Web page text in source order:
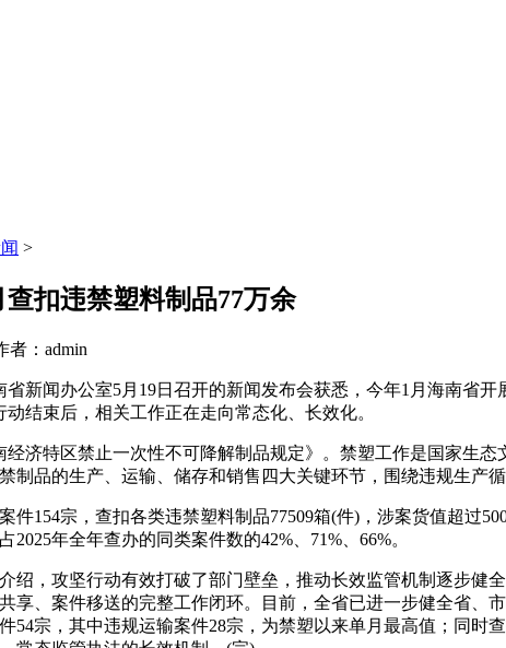
>
扣违禁塑料制品77万余
者：admin
闻办公室5月19日召开的新闻发布会获悉，今年1月海南省开
结束后，相关工作正在走向常态化、长效化。
特区禁止一次性不可降解制品规定》。禁塑工作是国家生
制品的生产、运输、储存和销售四大关键环节，围绕违规生产
宗，查扣各类违禁塑料制品77509箱(件)，涉案货值超过
年全年查办的同类案件数的42%、71%、66%。
，攻坚行动有效打破了部门壁垒，推动长效监管机制逐步健
享、案件移送的完整工作闭环。目前，全省已进一步健全省、
54宗，其中违规运输案件28宗，为禁塑以来单月最高值；同